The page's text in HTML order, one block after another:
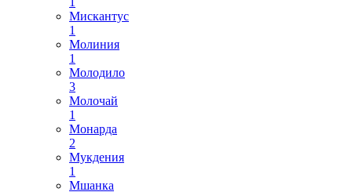
Мискантус
1
Молиния
1
Молодило
3
Молочай
1
Монарда
2
Мукдения
1
Мшанка